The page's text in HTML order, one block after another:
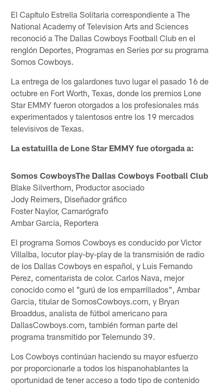
El Capítulo Estrella Solitaria correspondiente a The
National Academy of Television Arts and Sciences
reconoció a The Dallas Cowboys Football Club en el
renglón Deportes, Programas en Series por su programa
Somos Cowboys.
La entrega de los galardones tuvo lugar el pasado 16 de
octubre en Fort Worth, Texas, donde los premios Lone
Star EMMY fueron otorgados a los profesionales más
experimentados y talentosos entre los 19 mercados
televisivos de Texas.
La estatuilla de Lone Star EMMY fue otorgada a:
Somos CowboysThe Dallas Cowboys Football Club
Blake Silverthorn, Productor asociado
Jody Reimers, Diseñador gráfico
Foster Naylor, Camarógrafo
Ambar Garcia, Reportera
El programa Somos Cowboys es conducido por Victor
Villalba, locutor play-by-play de la transmisión de radio
de los Dallas Cowboys en español, y Luis Fernando
Perez, comentarista de color. Carlos Nava, mejor
conocido como el "gurú de los emparrillados", Ambar
Garcia, titular de SomosCowboys.com, y Bryan
Broaddus, analista de fútbol americano para
DallasCowboys.com, también forman parte del
programa transmitido por Telemundo 39.
Los Cowboys continúan haciendo su mayor esfuerzo
por proporcionarle a todos los hispanohablantes la
oportunidad de tener acceso a todo tipo de contenido